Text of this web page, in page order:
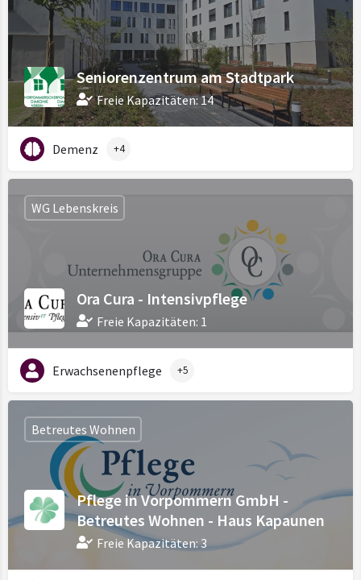
Seniorenzentrum am Stadtpark
Freie Kapazitäten: 14
Demenz +4
Ora Cura - Intensivpflege
Freie Kapazitäten: 1
WG Lebenskreis
Erwachsenenpflege +5
Pflege in Vorpommern GmbH -
Betreutes Wohnen - Haus Kapaunen
Freie Kapazitäten: 3
Betreutes Wohnen